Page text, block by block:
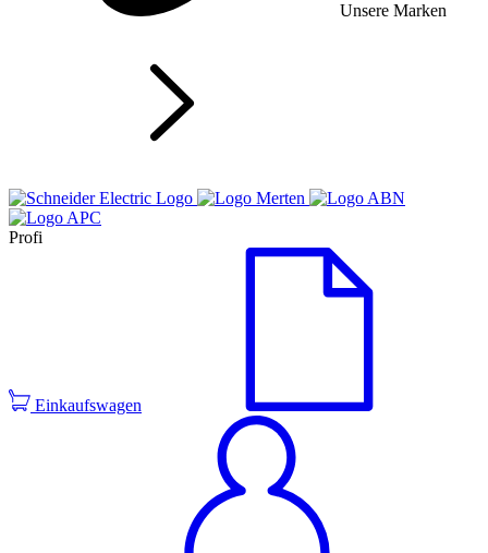
Unsere Marken
Profi
Einkaufswagen